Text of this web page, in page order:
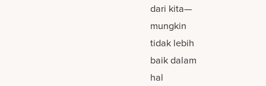
dari kita—
mungkin
tidak lebih
baik dalam
hal